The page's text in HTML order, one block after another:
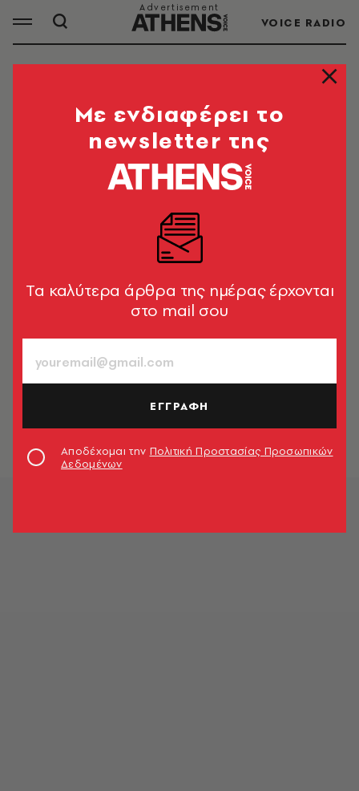
VOICE RADIO
ΜΑΚΕΔΟΝΙΚΟ
ΟΛΑ ΤΑ ΑΡΘΡΑ ΤΟΥ TAG
ΠΟΛΙΤΙΣΜΟΣ
Κηφισιά ανακαινίστηκε -Πρώτες
εικόνες
Mε ενδιαφέρει το
newsletter της
Tα καλύτερα άρθρα της ημέρας έρχονται
στο mail σου
ΕΓΓΡΑΦΗ
Αποδέχομαι την Πολιτική Προστασίας Προσωπικών
Δεδομένων